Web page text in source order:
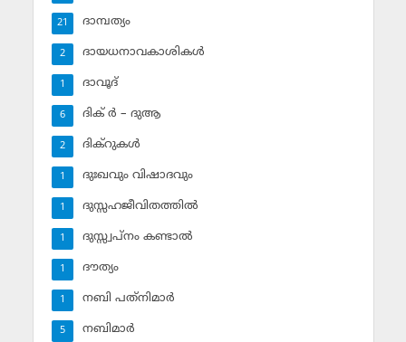
ദാമ്പത്യം
21
ദായധനാവകാശികള്‍
2
ദാവൂദ്‌
1
ദിക് ര്‍ – ദുആ
6
ദിക്‌റുകള്‍
2
ദുഃഖവും വിഷാദവും
1
ദുസ്സഹജീവിതത്തില്‍
1
ദുസ്സ്വപ്‌നം കണ്ടാല്‍
1
ദൗത്യം
1
നബി പത്‌നിമാര്‍
1
നബിമാര്‍
5